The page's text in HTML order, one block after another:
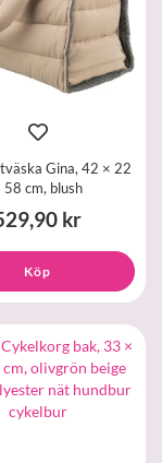
Gina, 42 × 22
58 cm, blush
kr
Köp